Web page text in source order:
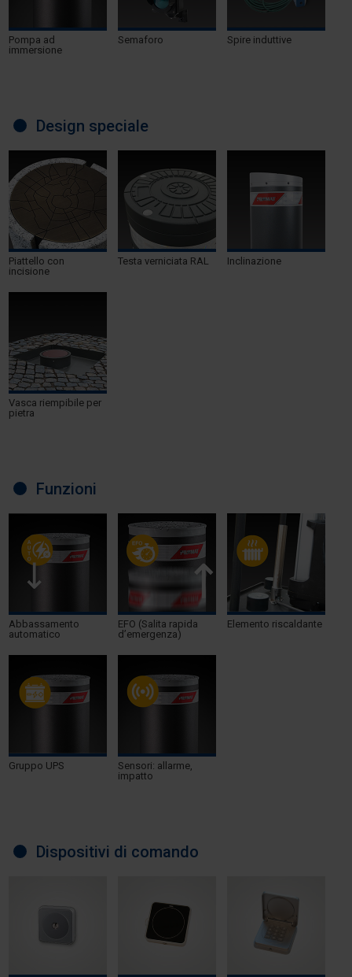
Pompa ad
immersione
Semaforo Spire induttive
Design speciale
Piattello con
incisione
Testa verniciata RAL Inclinazione
Vasca riempibile per
pietra
Funzioni
Abbassamento
automatico
EFO (Salita rapida
d’emergenza)
Elemento riscaldante
Gruppo UPS
Sensori: allarme,
impatto
Dispositivi di comando